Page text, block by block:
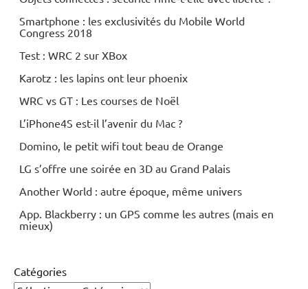
Smartphone : les exclusivités du Mobile World
Congress 2018
Test : WRC 2 sur XBox
Karotz : les lapins ont leur phoenix
WRC vs GT : Les courses de Noël
L’iPhone4S est-il l’avenir du Mac ?
Domino, le petit wifi tout beau de Orange
LG s’offre une soirée en 3D au Grand Palais
Another World : autre époque, même univers
App. Blackberry : un GPS comme les autres (mais en
mieux)
Catégories